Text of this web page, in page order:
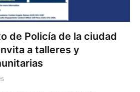
de Policía de la ciudad
a talleres y